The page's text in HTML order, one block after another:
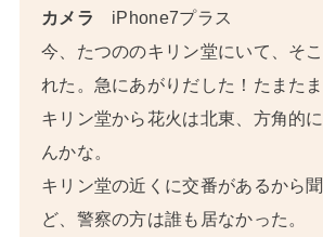
カメラ
iPhone7プラス
今、たつののキリン堂にいて、そ
れた。急にあがりだした！たまたま
キリン堂から花火は北東、方角的
んかな。
キリン堂の近くに交番があるから
ど、警察の方は誰も居なかった。